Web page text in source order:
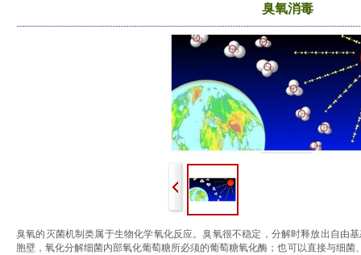
臭氧消毒
臭氧的灭菌机制类属于生物化学氧化反应。臭氧很不稳定，分解时释放出自由
胞壁，氧化分解细菌内部氧化葡萄糖所必须的葡萄糖氧化酶；也可以直接与细